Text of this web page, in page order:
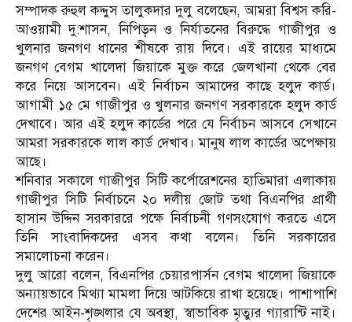
সম্পাদক রুহুল কদ্দুস তালুকদার দুলু বলেছেন, আমরা বিশ্বস করি-
আওয়ামী দু:শাসন, নিপিড়ন ও নির্যাতনের বিরুদ্ধে গাজীপুর ও
খুলনার জনগণ ধানের শীষকে রায় দিবে। এই রায়ের মাধ্যমে
জনগণ বেগম খালেদা জিয়াকে মুক্ত করে জেলখানা থেকে বের
করে নিয়ে আসবেন। এই নির্বাচন আমাদের কাছে হলুদ কার্ড।
আগামী ১৫ মে গাজীপুর ও খুলনার জনগণ সরকারকে হলুদ কার্ড
দেখাবে। আর এই হলুদ কার্ডের পরে যে নির্বাচন আসবে সেখানে
আমরা সরকারকে লাল কার্ড দেখাব। মানুষ লাল কার্ডের অপেক্ষায়
আছে।
শনিবার সকালে গাজীপুর সিটি কর্পোরেশনের হাতিমারা এলাকায়
গাজীপুর সিটি নির্বাচনে ২০ দলীয় জোট তথা বিএনপির প্রার্থী
হাসান উদ্দিন সরকাররে পক্ষে নির্বাচনী গণসংযোগ করতে এসে
তিনি সাংবাদিকদের এসব কথা বলেন। তিনি সরকারের
সমালোচনা করেন।
দুলু আরো বলেন, বিএনপির চেয়ারপার্সন বেগম খালেদা জিয়াকে
অন্যায়ভাবে মিথ্যা মামলা দিয়ে আটকিয়ে রাখা হয়েছে। পাশাপাশি
দেশের আইন-শৃঙ্খলার যে অবস্থা, স্বাভাবিক মৃত্যুর গ্যারান্টি নাই।